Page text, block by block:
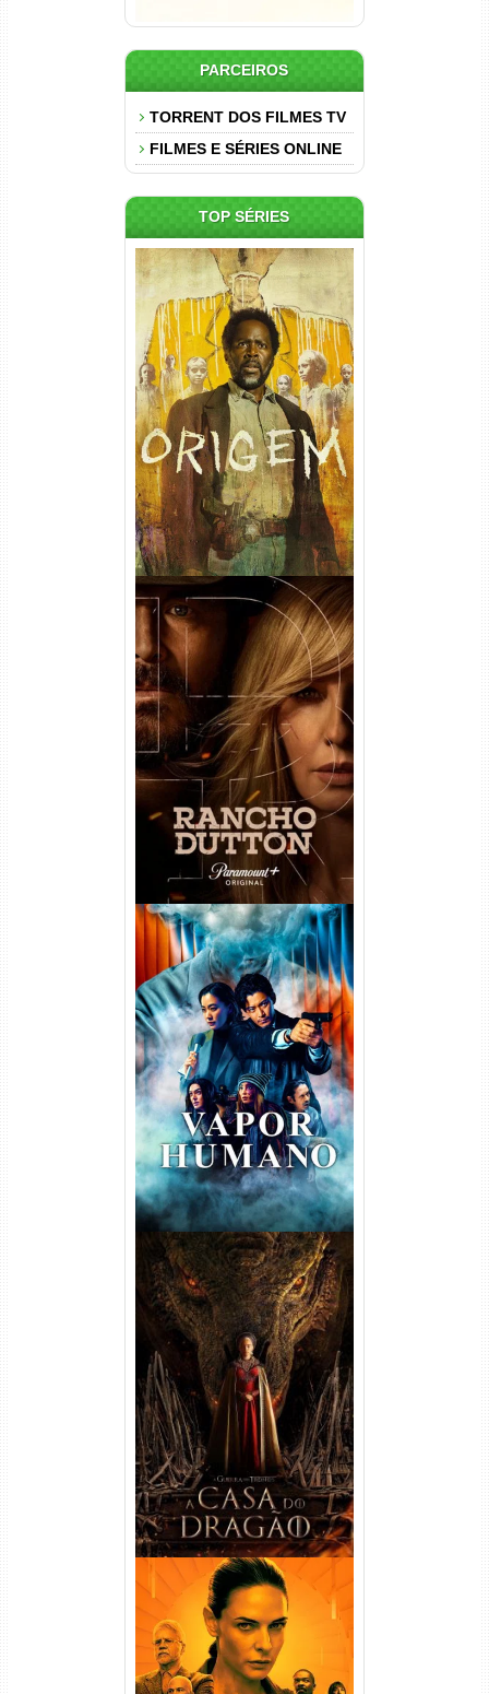
PARCEIROS
TORRENT DOS FILMES TV
FILMES E SÉRIES ONLINE
TOP SÉRIES
Origem 4ª Temporada Torrent
(2026) WEB-DL 1080p/4K
Dual Áudio
Rancho Dutton 1ª
Temporada Torrent (2026)
WEB-DL 1080p Dual Áudio
Vapor Humano 1ª Temporada
Torrent (2026) WEB-DL 1080p
Dual Áudio
A Casa do Dragão 1ª
Temporada Torrent (2022)
WEB-DL 720p/1080p Dual
Áudio